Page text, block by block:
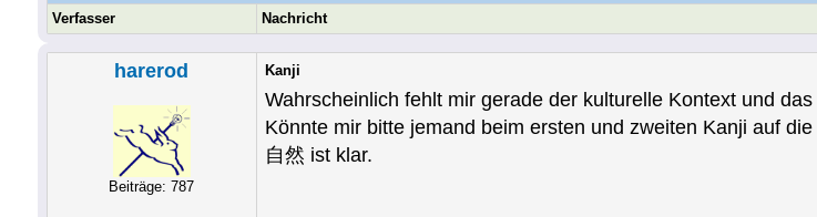
Verfasser Nachricht
harerod
Beiträge: 787
Kanji
Wahrscheinlich fehlt mir gerade der kulturelle Kontext und
Könnte mir bitte jemand beim ersten und zweiten Kanji auf
自然 ist klar.